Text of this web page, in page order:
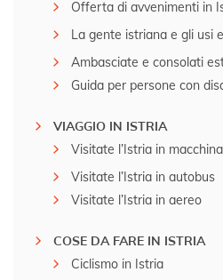
Offerta di avvenimenti in
La gente istriana e gli usi
Ambasciate e consolati
Guida per persone con
VIAGGIO IN ISTRIA
Visitate l’Istria in macchina
Visitate l’Istria in autobus
Visitate l’Istria in aereo
COSE DA FARE IN ISTRIA
Ciclismo in Istria